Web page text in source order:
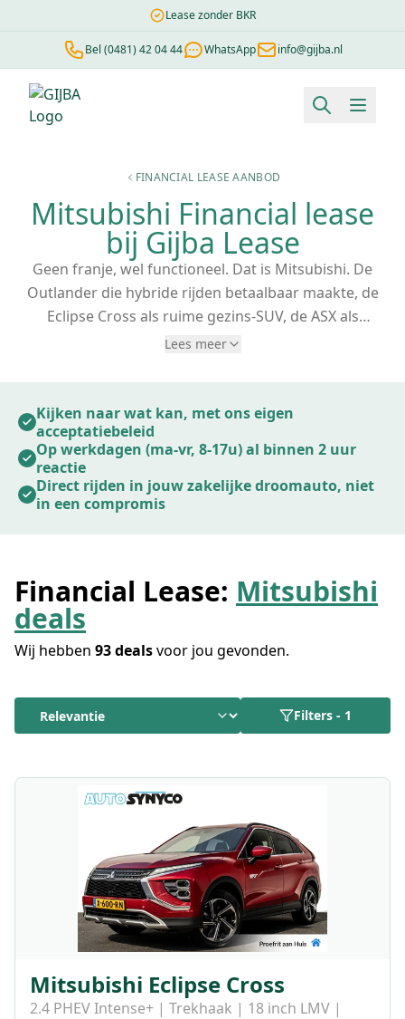
Lease zonder BKR
Bel (0481) 42 04 44 WhatsApp info@gijba.nl
FINANCIAL LEASE AANBOD
Mitsubishi Financial lease
bij Gijba Lease
Geen franje, wel functioneel. Dat is Mitsubishi. De
Outlander die hybride rijden betaalbaar maakte, de
Eclipse Cross als ruime gezins-SUV, de ASX als
compacte alleskunner. Met Mitsubishi
acceptatiegraad van ongeveer 65%. Ook als andere
partijen nee zeggen.
Lees meer
Kijken naar wat kan, met ons eigen
acceptatiebeleid
Op werkdagen (ma-vr, 8-17u) al binnen 2 uur
reactie
Direct rijden in jouw zakelijke droomauto, niet
in een compromis
Financial Lease: Mitsubishi
deals
Wij hebben 93 dealsvoor jou gevonden.
Filters - 1
Mitsubishi Eclipse Cross
2.4 PHEV Intense+ | Trekhaak | 18 inch LMV |